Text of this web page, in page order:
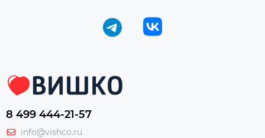
8 499 444-21-57
info@vishco.ru